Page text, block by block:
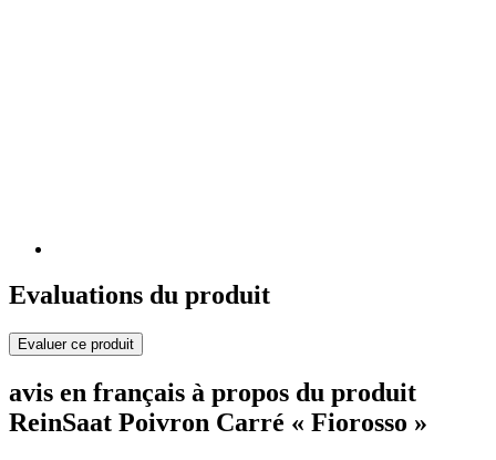
Evaluations du produit
Evaluer ce produit
avis en français à propos du produit
ReinSaat Poivron Carré « Fiorosso »